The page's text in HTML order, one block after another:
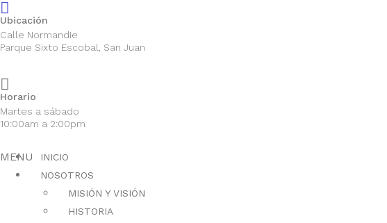
Ubicación
Calle Normandie
Parque Sixto Escobal, San Juan
Horario
Martes a sábado
10:00am a 2:00pm
MENU
INICIO
NOSOTROS
MISIÓN Y VISIÓN
HISTORIA